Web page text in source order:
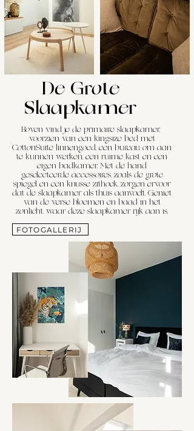
De Grote
Slaapkamer
Boven vind je de primaire slaapkamer,
voorzien van een kingsize bed met
CottonSuite linnengoed, een bureau om aan
te kunnen werken, een ruime kast en een
eigen badkamer. Met de hand
geselecteerde accessoires, zoals de grote
spiegel en een knusse zithoek, zorgen ervoor
dat de slaapkamer als thuis aanvoelt. Geniet
van de verse bloemen en baad in het
zonlicht, waar deze slaapkamer rijk aan is.
FOTOGALLERIJ